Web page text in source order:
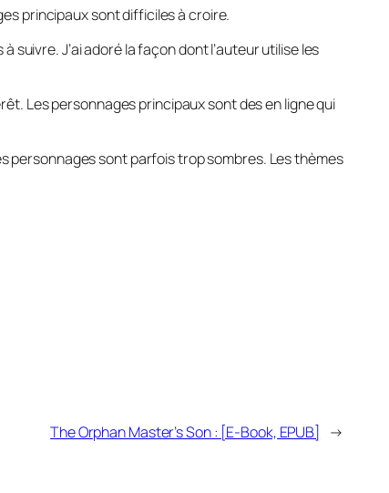
principaux sont difficiles à croire.
J’ai adoré la façon dont l’auteur utilise les
Les personnages principaux sont des en ligne qui
personnages sont parfois trop sombres. Les thèmes
The Orphan Master’s Son : [E-Book, EPUB] →